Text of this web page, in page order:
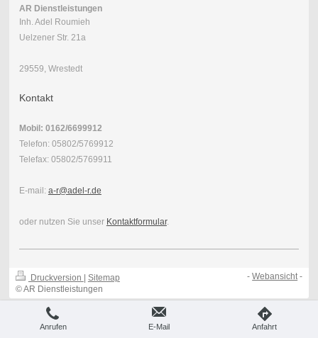
AR Dienstleistungen
Inh. Adel Roumieh
Uelzener Str. 21a
29559, Wrestedt
Kontakt
Mobil: 0162/6699912
Telefon: 05802/5769912
Telefax: 05802/5769911
E-mail: a-r@adel-r.de
oder nutzen Sie unser Kontaktformular.
Druckversion
Sitemap
© AR Dienstleistungen
-Webansicht-
Anrufen E-Mail Anfahrt